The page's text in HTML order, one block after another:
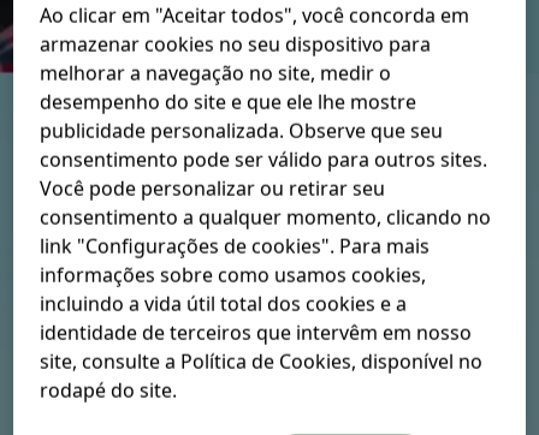
Nos últimos anos, o uso de dispositivos tecnológicos
aumentou significativamente, sendo frequente que essas
ferramentas exerçam funções na rotina relacionadas ao
lazer e ao trabalho. De modo simultâneo, os usuários
desses aparelhos vêm relatando o aparecimento de
diversos sintomas nos membros superiores. Será que o
uso do celular e do mouse para computador pode causar
dor muscular? Entenda a relação entre o tempo de uso
desses dispositivos e a dor na mão!
Ao clicar em "Aceitar todos", você concorda em
armazenar cookies no seu dispositivo para
melhorar a navegação no site, medir o
desempenho do site e que ele lhe mostre
publicidade personalizada. Observe que seu
consentimento pode ser válido para outros sites.
Você pode personalizar ou retirar seu
consentimento a qualquer momento, clicando no
link "Configurações de cookies". Para mais
informações sobre como usamos cookies,
incluindo a vida útil total dos cookies e a
identidade de terceiros que intervêm em nosso
site, consulte a Política de Cookies, disponível no
rodapé do site.